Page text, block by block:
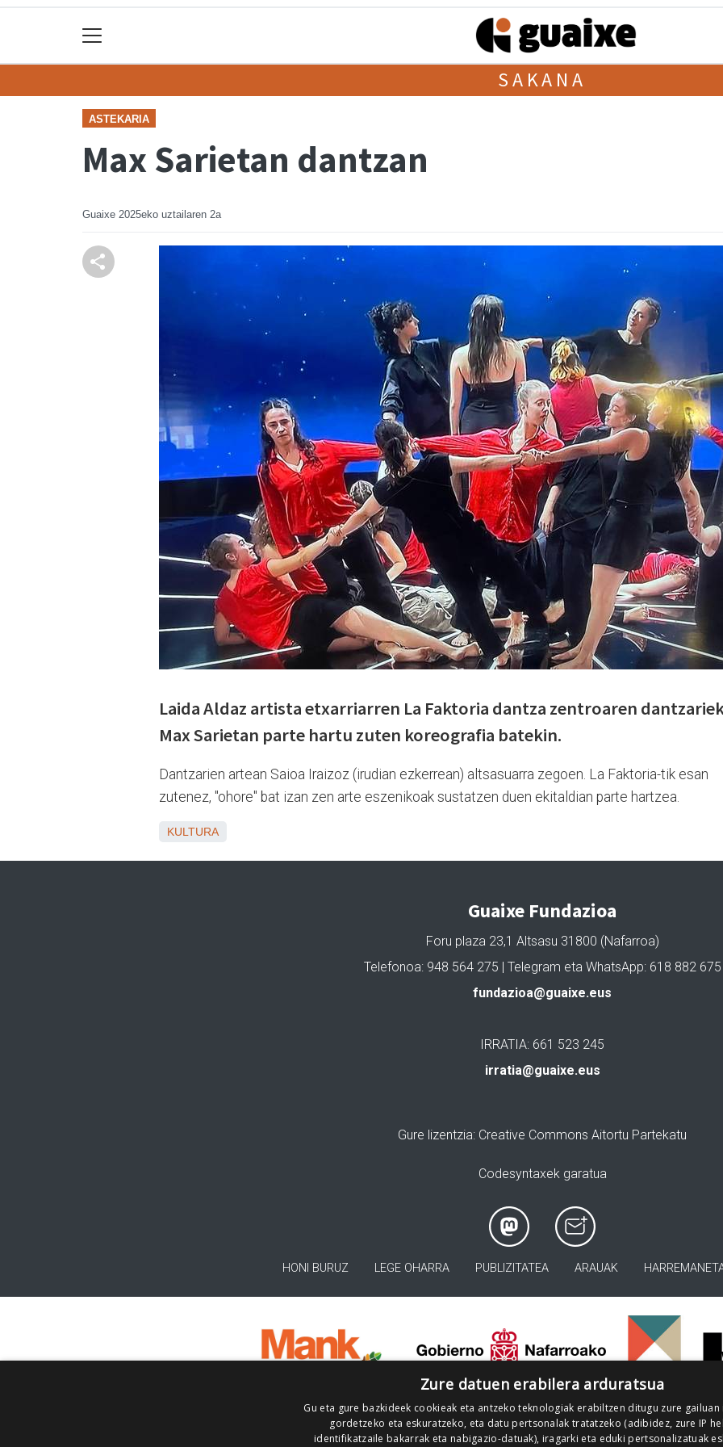
SAKANA
ASTEKARIA
Max Sarietan dantzan
Guaixe 2025eko uztailaren 2a
Laida Aldaz artista etxarriarren La Faktoria dantza zentroaren
Max Sarietan parte hartu zuten koreografia batekin.
Dantzarien artean Saioa Iraizoz (irudian ezkerrean) altsasuarra zegoen. La Faktoria-tik esan
zutenez, "ohore" bat izan zen arte eszenikoak sustatzen duen ekitaldian parte hartzea.
KULTURA
Guaixe Fundazioa
Foru plaza 23,1 Altsasu 31800 (Nafarroa)
Telefonoa: 948 564 275 | Telegram eta WhatsApp: 618 882 675
fundazioa@guaixe.eus
IRRATIA: 661 523 245
irratia@guaixe.eus
Gure lizentzia: Creative Commons Aitortu Partekatu
Codesyntaxek garatua
HONI BURUZ LEGE OHARRA PUBLIZITATEA ARAUAK
Zure datuen erabilera arduratsua
Gu eta gure bazkideek cookieak eta antzeko teknologiak erabiltzen ditugu zure
gordetzeko eta eskuratzeko, eta datu pertsonalak tratatzeko (adibidez, zure IP
identifikatzaile bakarrak eta nabigazio-datuak), iragarki eta eduki pertsonalizatuak